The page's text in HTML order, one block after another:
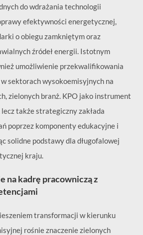
do wdrażania technologii
efektywności energetycznej,
o obiegu zamkniętym oraz
źródeł energii. Istotnym
umożliwienie przekwalifikowania
sektorach wysokoemisyjnych na
zielonych branż. KPO jako instrument
także strategiczny zakłada
poprzez komponenty edukacyjne i
solidne podstawy dla długofalowej
kraju.
na kadrę pracowniczą z
transformacji w kierunku
rośnie znaczenie zielonych